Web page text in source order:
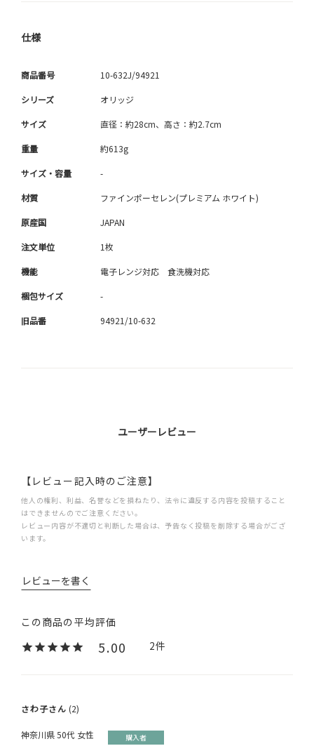
仕様
商品番号 10-632J/94921
シリーズ オリッジ
サイズ 直径：約28cm、高さ：約2.7cm
重量 約613g
サイズ・容量 -
材質 ファインポーセレン(プレミアム ホワイト)
原産国 JAPAN
注文単位 1枚
機能 電子レンジ対応 食洗機対応
梱包サイズ -
旧品番 94921/10-632
ユーザーレビュー
【レビュー記入時のご注意】
他人の権利、利益、名誉などを損ねたり、法令に違反する内容を投稿すること
はできませんのでご注意ください。
レビュー内容が不適切と判断した場合は、予告なく投稿を削除する場合がござ
います。
5.00 2
さわ子 2
購入者
神奈川県50代 女性
レビューを書く